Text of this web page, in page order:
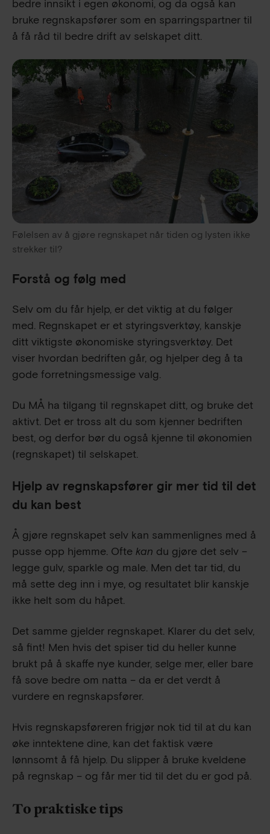
bedre innsikt i egen økonomi, og da også kan
bruke regnskapsfører som en sparringspartner til
å få råd til bedre drift av selskapet ditt.
Følelsen av å gjøre regnskapet når tiden og lysten ikke
strekker til?
Forstå og følg med
Selv om du får hjelp, er det viktig at du følger
med. Regnskapet er et styringsverktøy, kanskje
ditt viktigste økonomiske styringsverktøy. Det
viser hvordan bedriften går, og hjelper deg å ta
gode forretningsmessige valg.
Du MÅ ha tilgang til regnskapet ditt, og bruke det
aktivt. Det er tross alt du som kjenner bedriften
best, og derfor bør du også kjenne til økonomien
(regnskapet) til selskapet.
Hjelp av regnskapsfører gir mer tid til det
du kan best
Å gjøre regnskapet selv kan sammenlignes med å
pusse opp hjemme. Ofte kan du gjøre det selv –
legge gulv, sparkle og male. Men det tar tid, du
må sette deg inn i mye, og resultatet blir kanskje
ikke helt som du håpet.
Det samme gjelder regnskapet. Klarer du det selv,
så fint! Men hvis det spiser tid du heller kunne
brukt på å skaffe nye kunder, selge mer, eller bare
få sove bedre om natta – da er det verdt å
vurdere en regnskapsfører.
Hvis regnskapsføreren frigjør nok tid til at du kan
øke inntektene dine, kan det faktisk være
lønnsomt å få hjelp. Du slipper å bruke kveldene
på regnskap – og får mer tid til det du er god på.
To praktiske tips